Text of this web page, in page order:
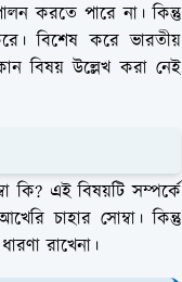
করতে পারে না। কিন্তু
বিশেষ করে ভারতীয়
বিষয় উল্লেখ করা নেই
কি? এই বিষয়টি সম্পর্কে
চাহার সোম্বা। কিন্তু
রাখেনা।